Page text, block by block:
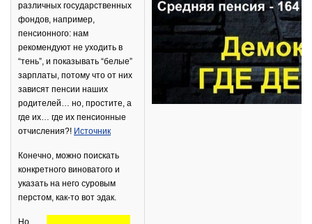
различных государственных
фондов, например,
пенсионного: нам
рекомендуют не уходить в
“тень”, и показывать “белые”
зарплаты, потому что от них
зависят пенсии наших
родителей… но, простите, а
где их… где их пенсионные
отчисления?! Источник
Конечно, можно поискать
конкретного виноватого и
указать на него суровым
перстом, как-то вот эдак.
Но